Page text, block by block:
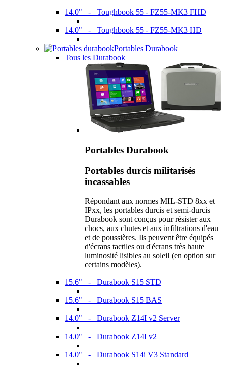
14.0" - Toughbook 55 - FZ55-MK3 FHD
14.0" - Toughbook 55 - FZ55-MK3 HD
Portables Durabook
Tous les Durabook
Portables Durabook
Portables durcis militarisés
incassables
Répondant aux normes MIL-STD 8xx et
IPxx, les portables durcis et semi-durcis
Durabook sont conçus pour résister aux
chocs, aux chutes et aux infiltrations d'eau
et de poussières. Ils peuvent être équipés
d'écrans tactiles ou d'écrans très haute
luminosité lisibles au soleil (en option sur
certains modèles).
15.6" - Durabook S15 STD
15.6" - Durabook S15 BAS
14.0" - Durabook Z14I v2 Server
14.0" - Durabook Z14I v2
14.0" - Durabook S14i V3 Standard